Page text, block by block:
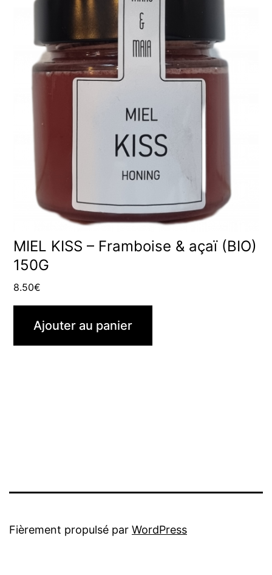
MIEL KISS – Framboise & açaï (BIO)
150G
8.50€
Ajouter au panier
Fièrement propulsé par WordPress